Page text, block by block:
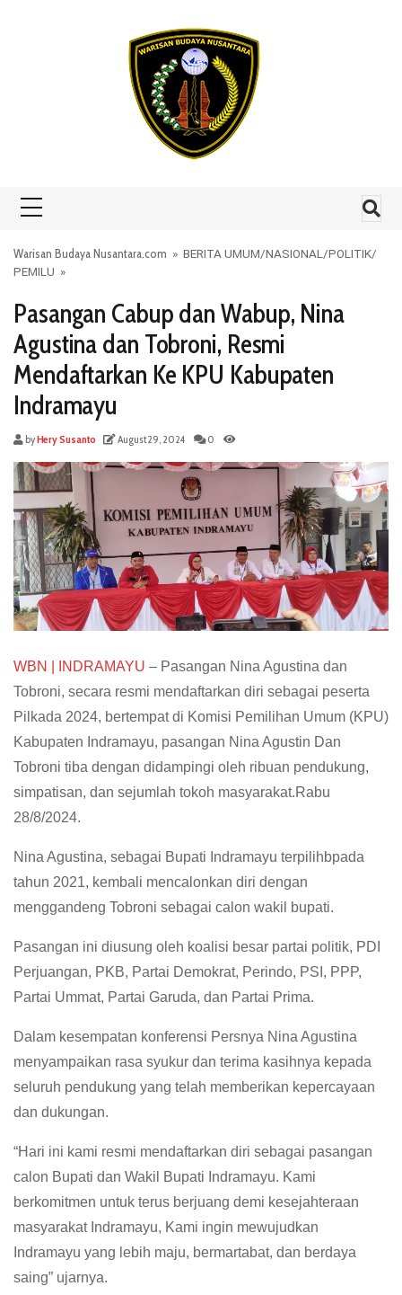
Warisan Budaya Nusantara.com » BERITA UMUM/NASIONAL /POLITIK/
PEMILU »
Pasangan Cabup dan Wabup, Nina
Agustina dan Tobroni, Resmi
Mendaftarkan Ke KPU Kabupaten
Indramayu
byHery Susanto August 29, 2024 0
WBN | INDRAMAYU – Pasangan Nina Agustina dan
Tobroni, secara resmi mendaftarkan diri sebagai peserta
Pilkada 2024, bertempat di Komisi Pemilihan Umum (KPU)
Kabupaten Indramayu, pasangan Nina Agustin Dan
Tobroni tiba dengan didampingi oleh ribuan pendukung,
simpatisan, dan sejumlah tokoh masyarakat.Rabu
28/8/2024.
Nina Agustina, sebagai Bupati Indramayu terpilihbpada
tahun 2021, kembali mencalonkan diri dengan
menggandeng Tobroni sebagai calon wakil bupati.
Pasangan ini diusung oleh koalisi besar partai politik, PDI
Perjuangan, PKB, Partai Demokrat, Perindo, PSI, PPP,
Partai Ummat, Partai Garuda, dan Partai Prima.
Dalam kesempatan konferensi Persnya Nina Agustina
menyampaikan rasa syukur dan terima kasihnya kepada
seluruh pendukung yang telah memberikan kepercayaan
dan dukungan.
“Hari ini kami resmi mendaftarkan diri sebagai pasangan
calon Bupati dan Wakil Bupati Indramayu. Kami
berkomitmen untuk terus berjuang demi kesejahteraan
masyarakat Indramayu, Kami ingin mewujudkan
Indramayu yang lebih maju, bermartabat, dan berdaya
saing” ujarnya.